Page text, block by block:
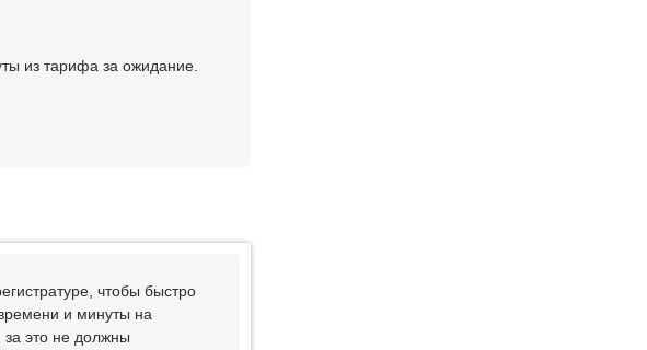
из тарифа за ожидание.
чтобы быстро
и минуты на
за это не должны